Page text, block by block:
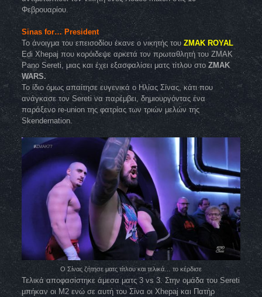
Φεβρουαρίου.
Sinas for… President
Το άνοιγμα του επεισοδίου έκανε ο νικητής τουZMAK ROYAL
Edi Xhepaj που κορόιδεψε αρκετά τον πρωταθλητή του ZMAK
Pano Sereti, μιας και έχει εξασφαλίσει ματς τίτλου στο ZMAK
WARS.
Το ίδιο όμως απαίτησε ευγενικά ο Ηλίας Σίνας, κάτι που
ανάγκασε τον Sereti να παρέμβει, δημιουργόντας ένα
παράξενο re-union της φατρίας των τριών μελών της
Skendernation.
O Σίνας ζήτησε ματς τίτλου και τελικά… το κέρδισε
Τελικά αποφασίστηκε άμεσα ματς 3 vs 3. Στην ομάδα του Sereti
μπήκαν οι M2 ενώ σε αυτή του Σίνα οι Xhepaj και Πατήρ